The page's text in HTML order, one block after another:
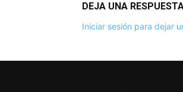
DEJA UNA
Iniciar sesión para dejar